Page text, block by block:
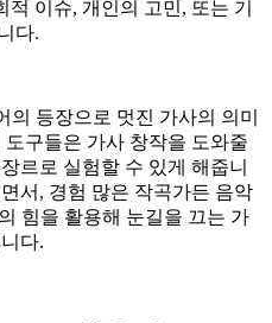
이슈, 개인의 고민, 또는 기
다.
등장으로 멋진 가사의 의미
구들은 가사 창작을 도와줄
르로 실험할 수 있게 해줍니
서, 경험 많은 작곡가든 음악
힘을 활용해 눈길을 끄는 가
다.